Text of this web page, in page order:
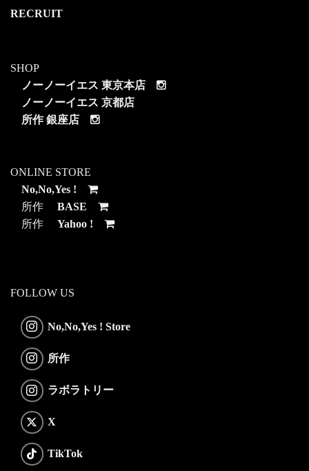
RECRUIT
SHOP
ノーノーイエス 東京本店
ノーノーイエス 京都店
所作 銀座店
ONLINE STORE
No,No,Yes !
所作 BASE
所作 Yahoo !
FOLLOW US
No,No,Yes ! Store
所作
ラボラトリー
X
TikTok